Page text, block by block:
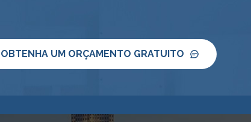
OBTENHA UM ORÇAMENTO GRATUITO